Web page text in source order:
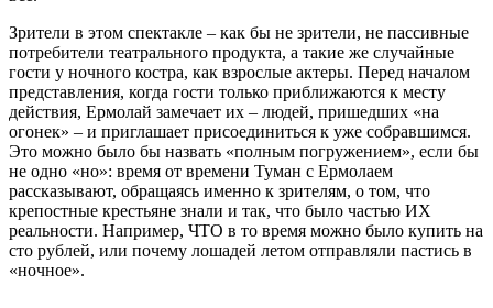
Зрители в этом спектакле – как бы не зрители, не пассивные
потребители театрального продукта, а такие же случайные
гости у ночного костра, как взрослые актеры. Перед началом
представления, когда гости только приближаются к месту
действия, Ермолай замечает их – людей, пришедших «на
огонек» – и приглашает присоединиться к уже собравшимся.
Это можно было бы назвать «полным погружением», если бы
не одно «но»: время от времени Туман с Ермолаем
рассказывают, обращаясь именно к зрителям, о том, что
крепостные крестьяне знали и так, что было частью ИХ
реальности. Например, ЧТО в то время можно было купить на
сто рублей, или почему лошадей летом отправляли пастись в
«ночное».